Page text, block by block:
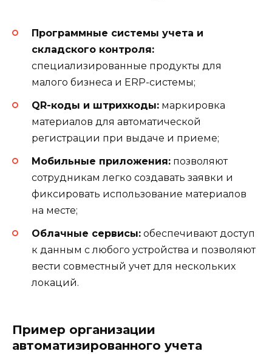
Программные системы учета и
складского контроля:
специализированные продукты для
малого бизнеса и ERP-системы;
QR-коды и штрихкоды: маркировка
материалов для автоматической
регистрации при выдаче и приеме;
Мобильные приложения: позволяют
сотрудникам легко создавать заявки и
фиксировать использование материалов
на месте;
Облачные сервисы: обеспечивают доступ
к данным с любого устройства и позволяют
вести совместный учет для нескольких
локаций.
Пример организации
автоматизированного учета